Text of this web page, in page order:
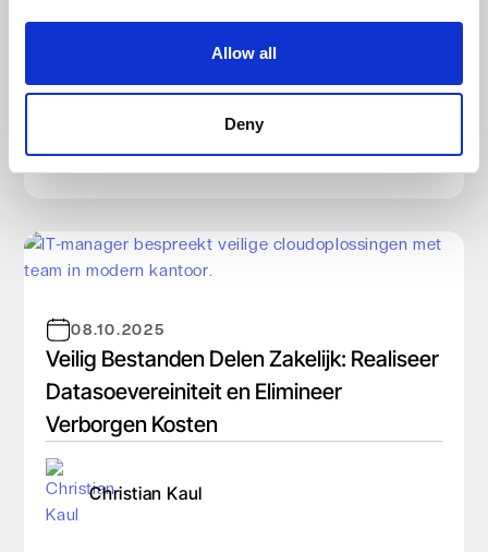
Allow all
Deny
08.10.2025
Veilig Bestanden Delen Zakelijk: Realiseer
Datasoevereiniteit en Elimineer
Verborgen Kosten
Christian Kaul